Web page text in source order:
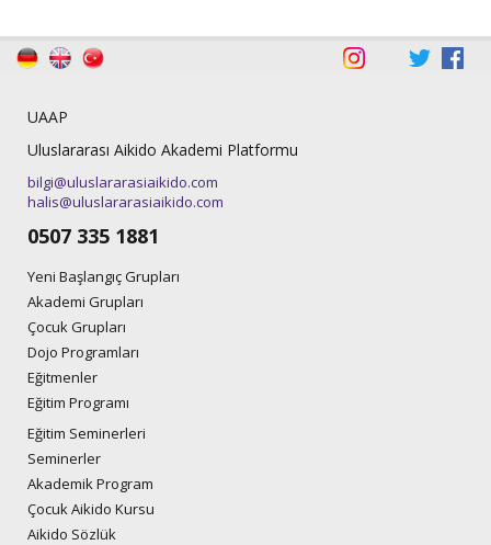
UAAP
Uluslararası Aikido Akademi Platformu
bilgi@uluslararasiaikido.com
halis@uluslararasiaikido.com
0507 335 1881
Yeni Başlangıç Grupları
Akademi Grupları
Çocuk Grupları
Dojo Programları
Eğitmenler
Eğitim Programı
Eğitim Seminerleri
Seminerler
Akademik Program
Çocuk Aikido Kursu
Aikido Sözlük